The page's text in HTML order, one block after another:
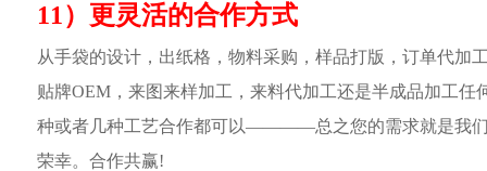
11）更灵活的合作方式
从手袋的设计，出纸格，物料采购，样品打版，订单代加
贴牌OEM，来图来样加工，来料代加工还是半成品加工任
种或者几种工艺合作都可以————总之您的需求就是我
荣幸。合作共赢!